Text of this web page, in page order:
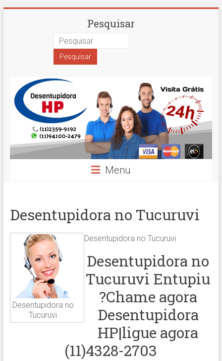
Desentupidora
Paulo
Hidro
Prime
Pesquisar
Menu
Desentupidora no Tucuruvi
Desentupidora no
Tucuruvi
Desentupidora no Tucuruvi
Desentupidora no
Tucuruvi Entupiu
?Chame agora
Desentupidora
HP|ligue agora
(11)4328-2703